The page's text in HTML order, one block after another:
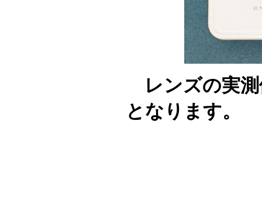
レンズの実測
となります。